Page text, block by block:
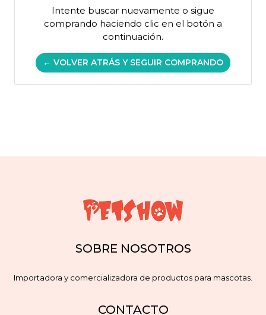
Intente buscar nuevamente o sigue
comprando haciendo clic en el botón a
continuación.
← VOLVER ATRÁS Y SEGUIR COMPRANDO
SOBRE NOSOTROS
Importadora y comercializadora de productos para mascotas.
CONTACTO